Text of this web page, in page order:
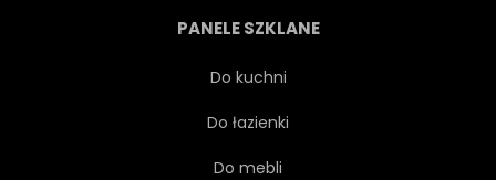
NA BIAŁYM TLE
ELEMENT PROJEKTU
PANELE SZKLANE
Do kuchni
Do łazienki
Do mebli